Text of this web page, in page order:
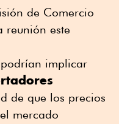
de Comercio
reunión este
podrían implicar
de que los precios
mercado